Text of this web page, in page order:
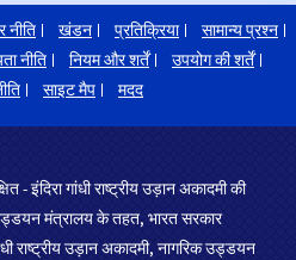
नीति खंडन प्रतिक्रिया
सामान्य प्रश्न
नीति नियम और शर्तें
उपयोग की शर्तें
साइट मैप मदद
- इंदिरा गांधी राष्ट्रीय उड़ान अकादमी की
मंत्रालय के तहत, भारत सरकार
राष्ट्रीय उड़ान अकादमी, नागरिक उड्डयन